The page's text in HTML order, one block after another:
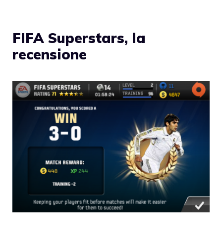
FIFA Superstars, la
recensione